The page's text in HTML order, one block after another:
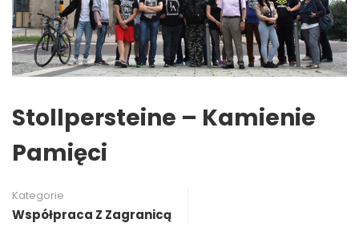
Stollpersteine – Kamienie
Pamięci
Kategorie
Współpraca Z Zagranicą